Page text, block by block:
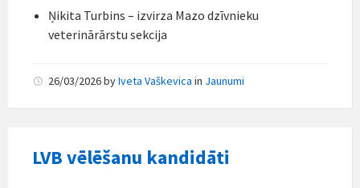
Ņikita Turbins – izvirza Mazo dzīvnieku
veterinārārstu sekcija
26/03/2026byIveta Vaškevica in Jaunumi
LVB vēlēšanu kandidāti